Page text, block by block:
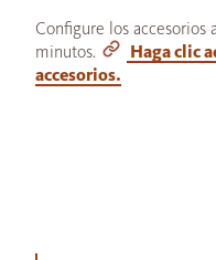
Configure los accesorios
minutos.
Haga clic
accesorios.